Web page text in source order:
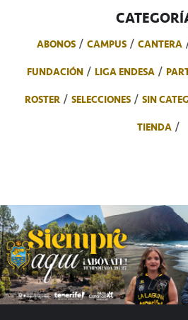
ABONOS CAMPUS CANTERA
FUNDACIÓN
LIGA ENDESA
ROSTER
SELECCIONES SIN
TIENDA